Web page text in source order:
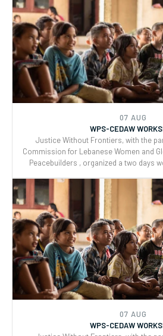
07 AUG
WPS-CEDAW
Justice Without Frontiers, with the
Commission for Lebanese Women and
Peacebuilders , organized a two days
CEDAW General Recommendations
Reporting and Joint implementation of
and CEDAW.
07 AUG
WPS-CEDAW
Justice Without Frontiers, with the
Commission for Lebanese Women and
Peacebuilders , organized a two days
CEDAW General Recommendations
Reporting and Joint implementation of
and CEDAW.